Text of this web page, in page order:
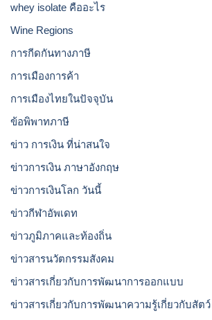
whey isolate คืออะไร
Wine Regions
การกีดกันทางภาษี
การเมืองการค้า
การเมืองไทยในปัจจุบัน
ข้อพิพาทภาษี
ข่าว การเงิน ที่น่าสนใจ
ข่าวการเงิน ภาษาอังกฤษ
ข่าวการเงินโลก วันนี้
ข่าวกีฬาอัพเดท
ข่าวภูมิภาคและท้องถิ่น
ข่าวสารนวัตกรรมสังคม
ข่าวสารเกี่ยวกับการพัฒนาการออกแบบ
ข่าวสารเกี่ยวกับการพัฒนาความรู้เกี่ยวกับสัตว์